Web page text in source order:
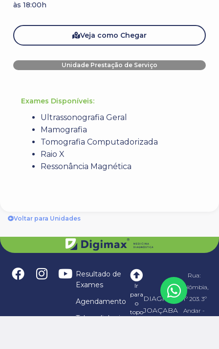
às 18:00h
Veja como Chegar
Unidade Prestação de Serviço
Exames Disponíveis:
Ultrassonografia Geral
Mamografia
Tomografia Computadorizada
Raio X
Ressonância Magnética
Voltar para Unidades
Resultado de
Exames
Agendamento
Telerradiologia
DIAGMAX
JOAÇABA
Rua:
Colômbia,
nº 203. 3º
Andar -
Ir
para
o
topo